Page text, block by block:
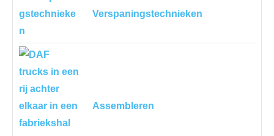
Verspaningstechnieken
Assembleren